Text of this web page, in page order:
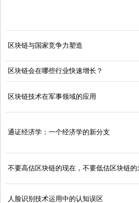
区块链与国家竞争力塑造
区块链会在哪些行业快速增长？
区块链技术在军事领域的应用
通证经济学：一个经济学的新分支
不要高估区块链的现在，不要低估区块链的
人脸识别技术运用中的认知误区